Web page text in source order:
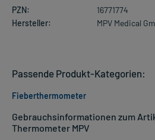
PZN:
16771774
Hersteller:
MPV Medical
Gebrauchsinformationen zum
Thermometer MPV
Passende Produkt-Kategorien:
Fieberthermometer